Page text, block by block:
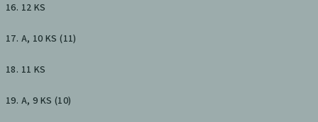
16. 12 KS
17. A, 10 KS (11)
18. 11 KS
19. A, 9 KS (10)